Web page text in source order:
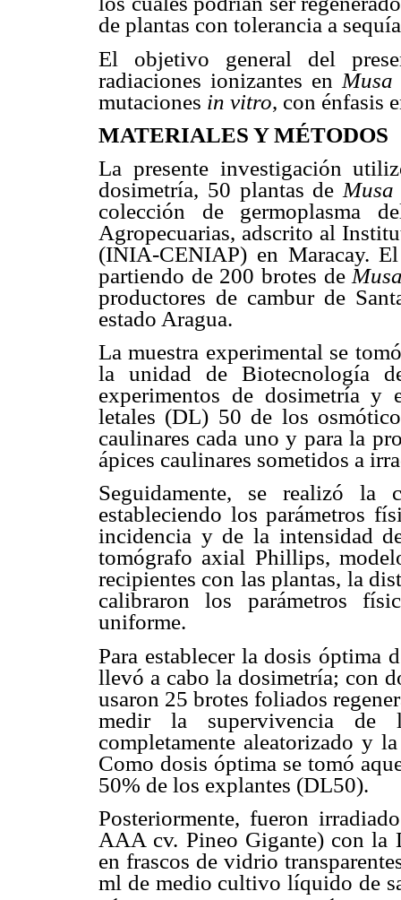
de plantas con tolerancia a
El objetivo general del
radiaciones ionizantes en Musa
mutaciones in vitro, con énfasis
MATERIALES Y MÉTODOS
La presente investigación
dosimetría, 50 plantas de
colección de germoplasma
Agropecuarias, adscrito al
(INIA-CENIAP) en Maracay.
partiendo de 200 brotes de
productores de cambur de
estado Aragua.
La muestra experimental se
la unidad de Biotecnología
experimentos de dosimetría y
letales (DL) 50 de los
caulinares cada uno y para la
ápices caulinares sometidos a
Seguidamente, se realizó la
estableciendo los parámetros
incidencia y de la intensidad
tomógrafo axial Phillips,
recipientes con las plantas, la
calibraron los parámetros
uniforme.
Para establecer la dosis óptima
llevó a cabo la dosimetría; con
usaron 25 brotes foliados
medir la supervivencia de
completamente aleatorizado y
Como dosis óptima se tomó
50% de los explantes (DL50).
Posteriormente, fueron
AAA cv. Pineo Gigante) con la
en frascos de vidrio
ml de medio cultivo líquido de